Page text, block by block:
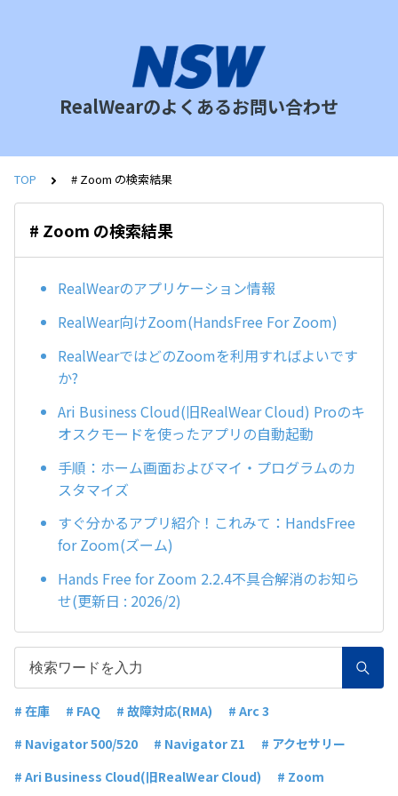
RealWearのよくあるお問い合わせ
TOP # Zoom の検索結果
# Zoom の検索結果
RealWearのアプリケーション情報
RealWear向けZoom(HandsFree For Zoom)
RealWearではどのZoomを利用すればよいです
か?
Ari Business Cloud(旧RealWear Cloud) Proのキ
オスクモードを使ったアプリの自動起動
手順：ホーム画面およびマイ・プログラムのカ
スタマイズ
すぐ分かるアプリ紹介！これみて：HandsFree
for Zoom(ズーム)
Hands Free for Zoom 2.2.4不具合解消のお知ら
せ(更新日 : 2026/2)
# 在庫 # FAQ # 故障対応(RMA)
# Arc 3
# Navigator 500/520
# Navigator Z1
# アクセサリー
# Ari Business Cloud(旧RealWear Cloud)
# Zoom